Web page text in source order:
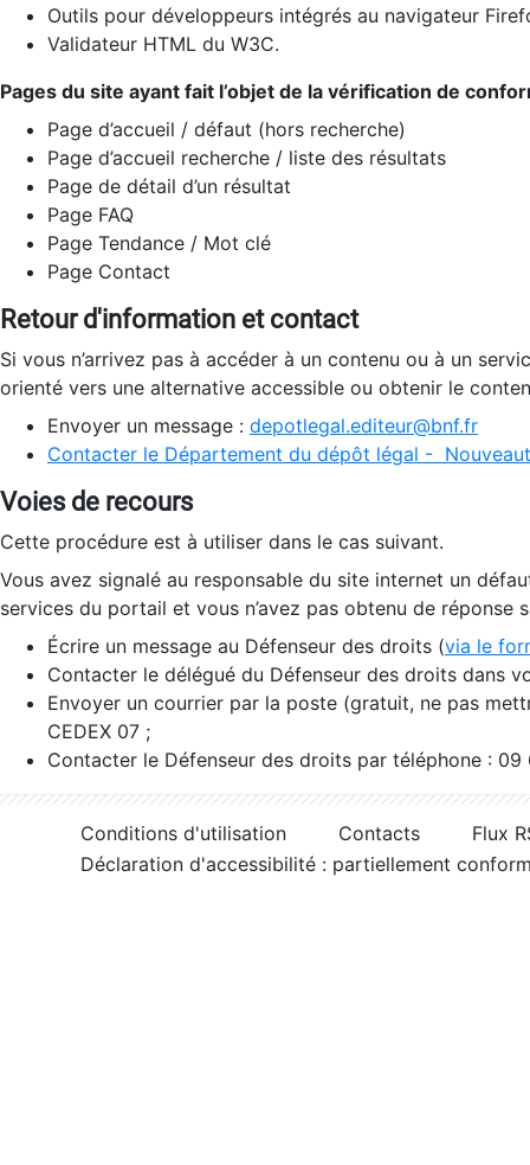
Outils pour développeurs intégrés au navigateur
Validateur HTML du W3C.
Pages du site ayant fait l’objet de la vérification de
Page d’accueil / défaut (hors recherche)
Page d’accueil recherche / liste des résultats
Page de détail d’un résultat
Page FAQ
Page Tendance / Mot clé
Page Contact
Retour d'information et contact
Si vous n’arrivez pas à accéder à un contenu ou à un
orienté vers une alternative accessible ou obtenir le
Envoyer un message : depotlegal.editeur@bnf.fr
Contacter le Département du dépôt légal -
Voies de recours
Cette procédure est à utiliser dans le cas suivant.
Vous avez signalé au responsable du site internet un
services du portail et vous n’avez pas obtenu de réponse
Écrire un message au Défenseur des droits (via le
Contacter le délégué du Défenseur des droits dans
Envoyer un courrier par la poste (gratuit, ne pas
CEDEX 07 ;
Contacter le Défenseur des droits par téléphone :
Conditions d'utilisation Contacts
Flux
Déclaration d'accessibilité : partiellement